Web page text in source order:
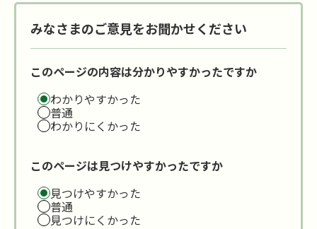
みなさまのご意見をお聞かせください
このページの内容は分かりやすかったですか
わかりやすかった
普通
わかりにくかった
このページは見つけやすかったですか
見つけやすかった
普通
見つけにくかった